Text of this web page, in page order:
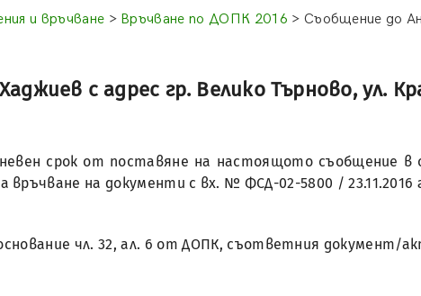
и връчване > Връчване по ДОПК 2016 > Съобщение до
с адрес гр. Велико Търново, ул.
срок от поставяне на настоящото съобщение в
на документи с вх. № ФСД-02-5800 / 23.11.2016
чл. 32, ал. 6 от ДОПК, съответния документ/